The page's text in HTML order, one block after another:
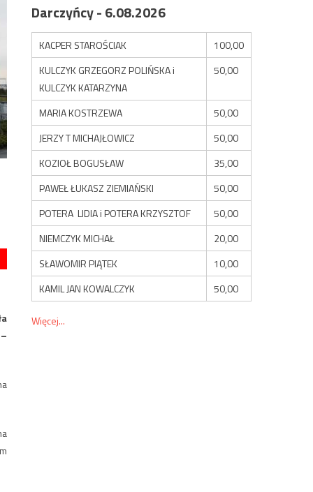
Darczyńcy - 6.08.2026
KACPER STAROŚCIAK
100,00
KULCZYK GRZEGORZ POLIŃSKA i
KULCZYK KATARZYNA
50,00
MARIA KOSTRZEWA
50,00
JERZY T MICHAJŁOWICZ
50,00
KOZIOŁ BOGUSŁAW
35,00
PAWEŁ ŁUKASZ ZIEMIAŃSKI
50,00
POTERA LIDIA i POTERA KRZYSZTOF
50,00
NIEMCZYK MICHAŁ
20,00
SŁAWOMIR PIĄTEK
10,00
KAMIL JAN KOWALCZYK
50,00
Więcej...